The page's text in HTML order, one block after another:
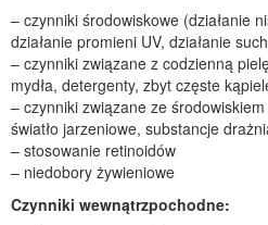
– czynniki środowiskowe (działanie
działanie promieni UV, działanie
– czynniki związane z codzienną
mydła, detergenty, zbyt częste
– czynniki związane ze
światło jarzeniowe, substancje
– stosowanie retinoidów
– niedobory żywieniowe
Czynniki wewnątrzpochodne: